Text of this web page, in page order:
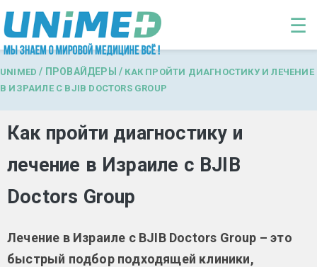
Перейти к основному содержанию
☰
UNIMED / ПРОВАЙДЕРЫ / КАК ПРОЙТИ ДИАГНОСТИКУ И ЛЕЧЕНИЕ
В ИЗРАИЛЕ С BJIB DOCTORS GROUP
Как пройти диагностику и
лечение в Израиле с BJIB
Doctors Group
Лечение в Израиле с BJIB Doctors Group – это
быстрый подбор подходящей клиники,